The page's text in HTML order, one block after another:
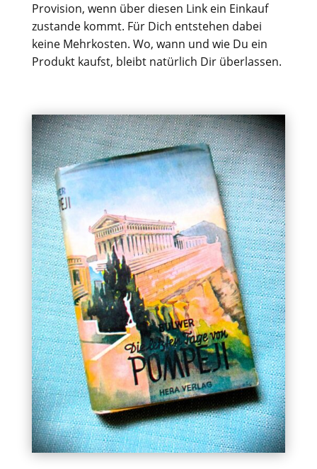
Provision, wenn über diesen Link ein Einkauf
zustande kommt. Für Dich entstehen dabei
keine Mehrkosten. Wo, wann und wie Du ein
Produkt kaufst, bleibt natürlich Dir überlassen.